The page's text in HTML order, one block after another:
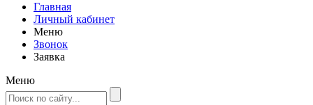
Главная
Личный кабинет
Меню
Звонок
Заявка
Меню